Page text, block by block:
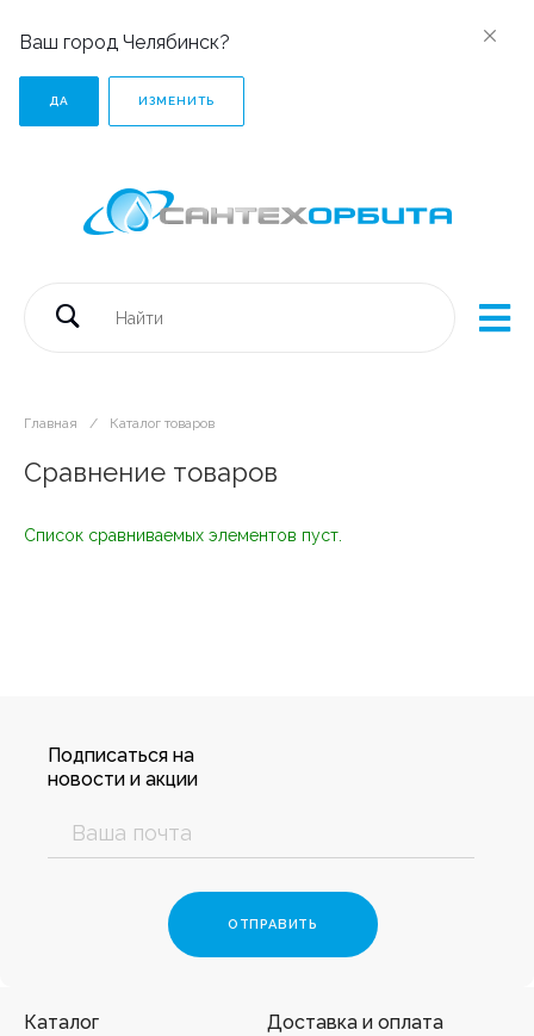
Ваш город Челябинск?
ДА ИЗМЕНИТЬ
Главная / Каталог товаров
Сравнение товаров
Список сравниваемых элементов пуст.
Подписаться на
новости и акции
Каталог Доставка и оплата